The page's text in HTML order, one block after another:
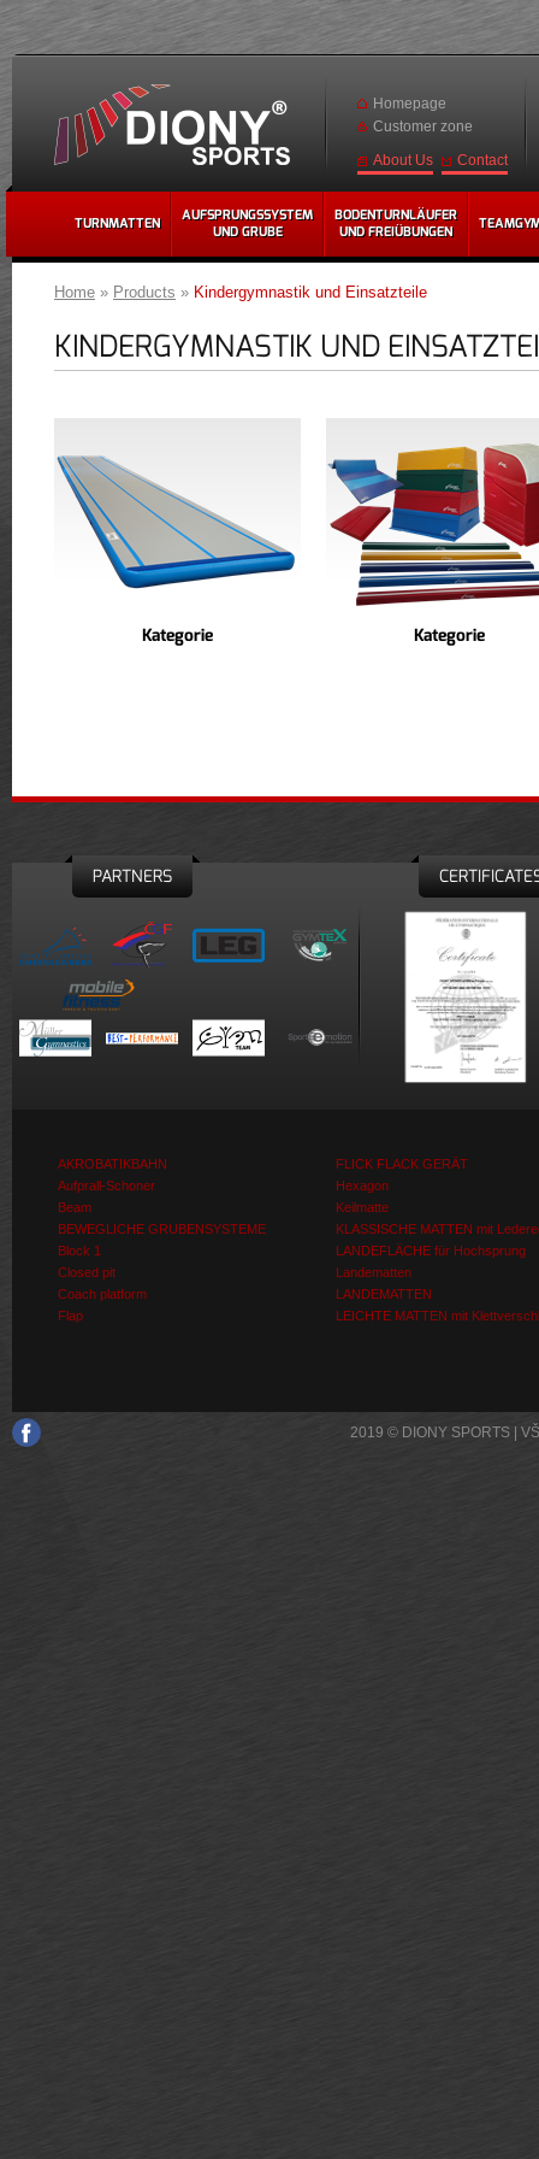
TURNMATTEN
AUFSPRUNGSSYSTEM
UND GRUBE
BODENTURNLÄUFER
UND FREIÜBUNGEN
Homepage
Customer zone
About Us Contact
Home » Products » Kindergymnastik und Einsatzteile
KINDERGYMNASTIK UND
Kategorie Kategorie
PARTNERS
AKROBATIKBAHN
Aufprall-Schoner
Beam
BEWEGLICHE GRUBENSYSTEME
Block 1
Closed pit
Coach platform
Flap
FLICK FLACK GERÄT
Hexagon
Keilmatte
KLASSISCHE MATTEN mit
LANDEFLÄCHE für Hochsprung
Landematten
LANDEMATTEN
LEICHTE MATTEN mit
2019 © DIONY SPORTS |